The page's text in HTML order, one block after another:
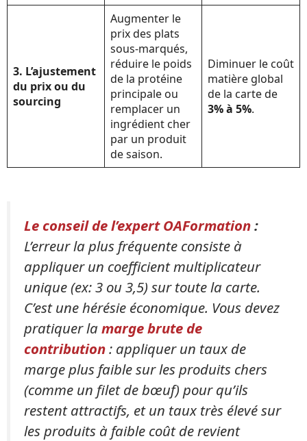
3. L’ajustement
du prix ou du
sourcing
Augmenter le
prix des plats
sous-marqués,
réduire le poids
de la protéine
principale ou
remplacer un
ingrédient cher
par un produit
de saison.
Diminuer le coût
matière global
de la carte de
3% à 5%.
Le conseil de l’expert OAFormation:
L’erreur la plus fréquente consiste à
appliquer un coefficient multiplicateur
unique (ex: 3 ou 3,5) sur toute la carte.
C’est une hérésie économique. Vous devez
pratiquer la marge brute de
contribution: appliquer un taux de
marge plus faible sur les produits chers
(comme un filet de bœuf) pour qu’ils
restent attractifs, et un taux très élevé sur
les produits à faible coût de revient